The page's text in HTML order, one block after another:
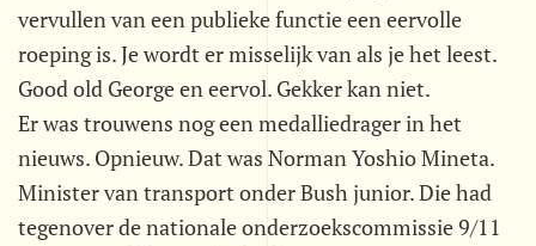
vervullen van een publieke functie een eervolle
roeping is. Je wordt er misselijk van als je het leest.
Good old George en eervol. Gekker kan niet.
Er was trouwens nog een medalliedrager in het
nieuws. Opnieuw. Dat was Norman Yoshio Mineta.
Minister van transport onder Bush junior. Die had
tegenover de nationale onderzoekscommissie 9/11